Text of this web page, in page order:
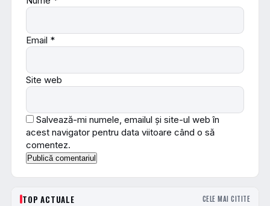
Email *
Site web
Salvează-mi numele, emailul și site-ul web în
acest navigator pentru data viitoare când o să
comentez.
TOP ACTUALE CELE MAI CITITE